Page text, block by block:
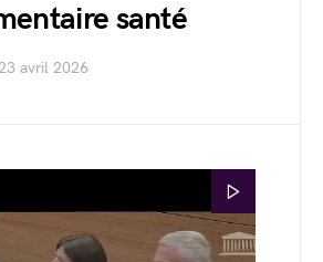
santé
avril 2026